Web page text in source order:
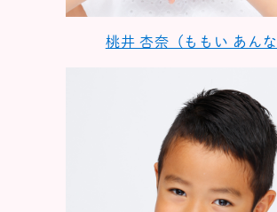
桃井 杏奈（ももい あんな